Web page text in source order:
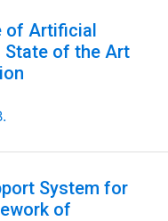
of Artificial
State of the Art
System for
of